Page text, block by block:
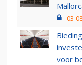
03-
voor